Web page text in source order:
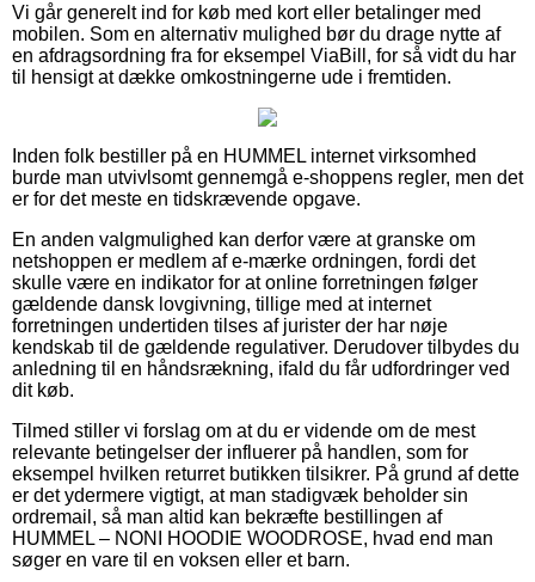
Vi går generelt ind for køb med kort eller betalinger med
mobilen. Som en alternativ mulighed bør du drage nytte af
en afdragsordning fra for eksempel ViaBill, for så vidt du har
til hensigt at dække omkostningerne ude i fremtiden.
Inden folk bestiller på en HUMMEL internet virksomhed
burde man utvivlsomt gennemgå e-shoppens regler, men det
er for det meste en tidskrævende opgave.
En anden valgmulighed kan derfor være at granske om
netshoppen er medlem af e-mærke ordningen, fordi det
skulle være en indikator for at online forretningen følger
gældende dansk lovgivning, tillige med at internet
forretningen undertiden tilses af jurister der har nøje
kendskab til de gældende regulativer. Derudover tilbydes du
anledning til en håndsrækning, ifald du får udfordringer ved
dit køb.
Tilmed stiller vi forslag om at du er vidende om de mest
relevante betingelser der influerer på handlen, som for
eksempel hvilken returret butikken tilsikrer. På grund af dette
er det ydermere vigtigt, at man stadigvæk beholder sin
ordremail, så man altid kan bekræfte bestillingen af
HUMMEL – NONI HOODIE WOODROSE, hvad end man
søger en vare til en voksen eller et barn.